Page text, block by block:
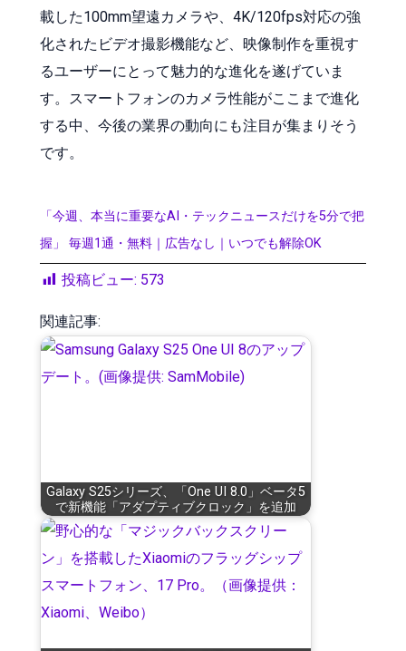
載した100mm望遠カメラや、4K/120fps対応の強
化されたビデオ撮影機能など、映像制作を重視す
るユーザーにとって魅力的な進化を遂げていま
す。スマートフォンのカメラ性能がここまで進化
する中、今後の業界の動向にも注目が集まりそう
です。
「今週、本当に重要なAI・テックニュースだけを5分で把
握」 毎週1通・無料｜広告なし｜いつでも解除OK
投稿ビュー: 573
関連記事:
Galaxy S25シリーズ、「One UI 8.0」ベータ5
で新機能「アダプティブクロック」を追加